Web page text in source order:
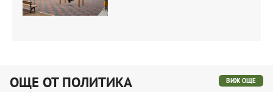
ОЩЕ ОТ ПОЛИТИКА ВИЖ ОЩЕ